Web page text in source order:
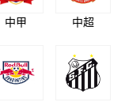
中甲 中超